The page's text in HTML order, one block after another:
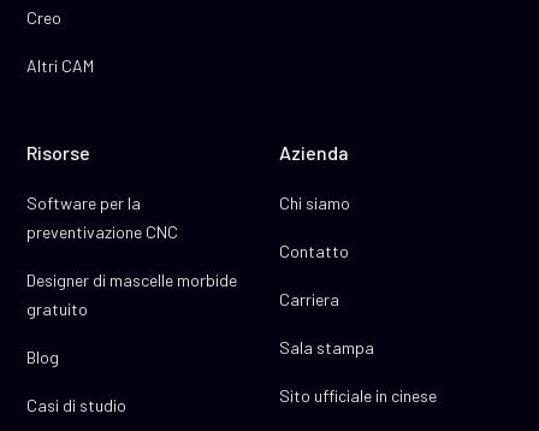
Creo
Altri CAM
Risorse
Software per la
preventivazione CNC
Designer di mascelle morbide
gratuito
Blog
Casi di studio
Azienda
Chi siamo
Contatto
Carriera
Sala stampa
Sito ufficiale in cinese